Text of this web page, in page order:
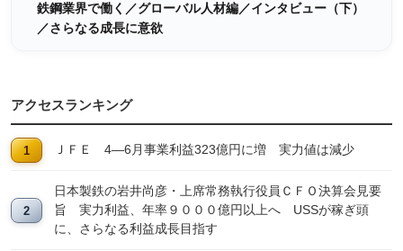
鉄鋼業界で働く／グローバル人材編／インタビュー（下）
／さらなる成長に意欲
アクセスランキング
ＪＦＥ 4―6月事業利益323億円に増 実力値は減少
日本製鉄の岩井尚彦・上席常務執行役員ＣＦＯ決算会見要
旨 実力利益、年率９０００億円以上へ USSが稼ぎ頭
に、さらなる利益成長目指す